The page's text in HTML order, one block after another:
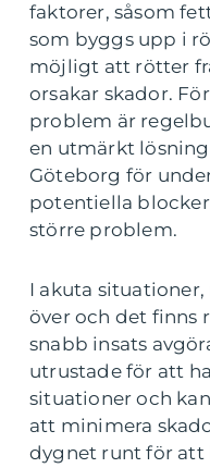
faktorer, såsom
som byggs upp i
möjligt att rötter
orsakar skador.
problem är
en utmärkt
Göteborg för
potentiella
större problem.
I akuta
över och det finns
snabb insats
utrustade för att
situationer och
att minimera
dygnet runt för att